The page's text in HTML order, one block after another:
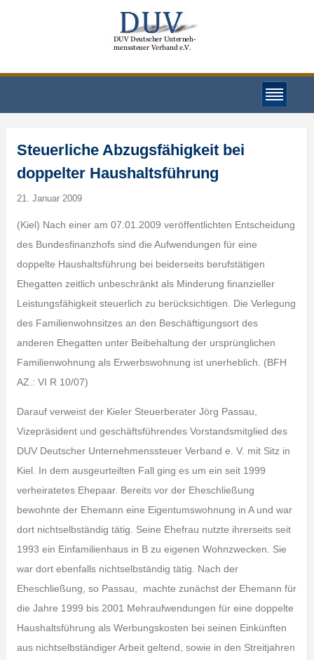
Steuerliche Abzugsfähigkeit bei
doppelter Haushaltsführung
21. Januar 2009
(Kiel) Nach einer am 07.01.2009 veröffentlichten Entscheidung
des Bundesfinanzhofs sind die Aufwendungen für eine
doppelte Haushaltsführung bei beiderseits berufstätigen
Ehegatten zeitlich unbeschränkt als Minderung finanzieller
Leistungsfähigkeit steuerlich zu berücksichtigen. Die Verlegung
des Familienwohnsitzes an den Beschäftigungsort des
anderen Ehegatten unter Beibehaltung der ursprünglichen
Familienwohnung als Erwerbswohnung ist unerheblich. (BFH
AZ.: VI R 10/07)
Darauf verweist der Kieler Steuerberater Jörg Passau,
Vizepräsident und geschäftsführendes Vorstandsmitglied des
DUV Deutscher Unternehmenssteuer Verband e. V. mit Sitz in
Kiel. In dem ausgeurteilten Fall ging es um ein seit 1999
verheiratetes Ehepaar. Bereits vor der Eheschließung
bewohnte der Ehemann eine Eigentumswohnung in A und war
dort nichtselbständig tätig. Seine Ehefrau nutzte ihrerseits seit
1993 ein Einfamilienhaus in B zu eigenen Wohnzwecken. Sie
war dort ebenfalls nichtselbständig tätig. Nach der
Eheschließung, so Passau, machte zunächst der Ehemann für
die Jahre 1999 bis 2001 Mehraufwendungen für eine doppelte
Haushaltsführung als Werbungskosten bei seinen Einkünften
aus nichtselbständiger Arbeit geltend, sowie in den Streitjahren